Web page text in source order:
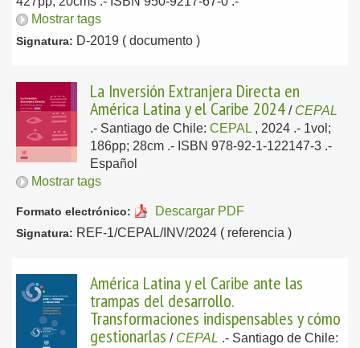
Mostrar tags
Signatura: D-2019 ( documento )
La Inversión Extranjera Directa en
América Latina y el Caribe 2024 / CEPAL
.- Santiago de Chile: CEPAL , 2024 .- 1vol;
186pp; 28cm .- ISBN 978-92-1-122147-3 .-
Español
Mostrar tags
Formato electrónico: Descargar PDF
Signatura: REF-1/CEPAL/INV/2024 ( referencia )
América Latina y el Caribe ante las
trampas del desarrollo.
Transformaciones indispensables y cómo
gestionarlas / CEPAL .- Santiago de Chile: